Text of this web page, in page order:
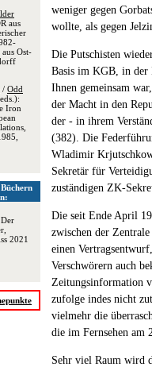
aus
Ost-
/ Odd
Iron
2021
weniger gegen
wollte, als gegen
Die Putschisten
Basis im KGB, in
Ihnen gemeinsam
der Macht in den
der - in ihrem
(382). Die
Wladimir
Sekretär für
zuständigen ZK-
Die seit Ende April
zwischen der
einen
Verschwörern auch
Zeitungsinformation
zufolge indes nicht
vielmehr die
die im Fernsehen am
Sehr viel Raum wird